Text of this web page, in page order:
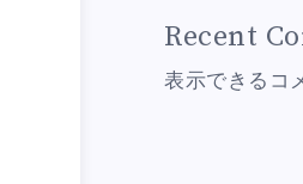
Recent
表示できるコ